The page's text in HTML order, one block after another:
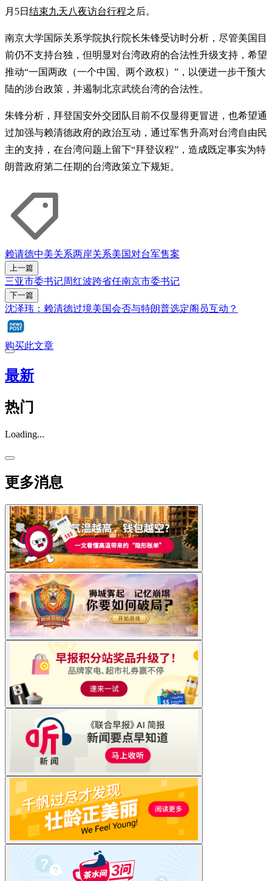
月5日 结束九天八夜访台行程之后。
南京大学国际关系学院执行院长朱锋受访时分析，尽管美国目
前仍不支持台独，但明显对台湾政府的合法性升级支持，希望
推动“一国两政（一个中国、两个政权）”，以便进一步干预大
陆的涉台政策，并遏制北京武统台湾的合法性。
朱锋分析，拜登国安外交团队目前不仅显得更冒进，也希望通
过加强与赖清德政府的政治互动，通过军售升高对台湾自由民
主的支持，在台湾问题上留下“拜登议程”，造成既定事实为特
朗普政府第二任期的台湾政策立下规矩。
赖请德中美关系两岸关系美国对台军售案
上一篇
三亚市委书记周红波跨省任南京市委书记
下一篇
沈泽玮：赖清德过境美国会否与特朗普选定阁员互动？
购买此文章
最新
热门
Loading...
更多消息